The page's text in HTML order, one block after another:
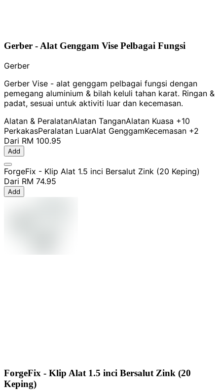
Gerber - Alat Genggam Vise Pelbagai Fungsi
Gerber
Gerber Vise - alat genggam pelbagai fungsi dengan
pemegang aluminium & bilah keluli tahan karat. Ringan &
padat, sesuai untuk aktiviti luar dan kecemasan.
Alatan & PeralatanAlatan TanganAlatan Kuasa +10
PerkakasPeralatan LuarAlat GenggamKecemasan +2
Dari RM 100.95
Add
ForgeFix - Klip Alat 1.5 inci Bersalut Zink (20 Keping)
Dari RM 74.95
Add
ForgeFix - Klip Alat 1.5 inci Bersalut Zink (20
Keping)